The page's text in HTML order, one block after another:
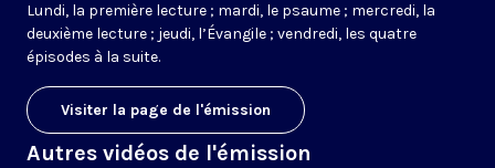
Lundi, la première lecture ; mardi, le psaume ; mercredi, la
deuxième lecture ; jeudi, l’Évangile ; vendredi, les quatre
épisodes à la suite.
Visiter la page de l'émission
Autres vidéos de l'émission